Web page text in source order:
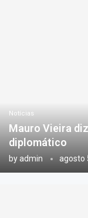
Notícias
Mauro Vieira
diplomático
byadmin agosto